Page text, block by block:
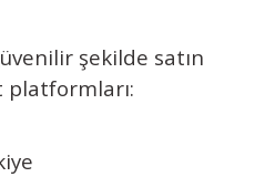
şekilde satın
platformları: